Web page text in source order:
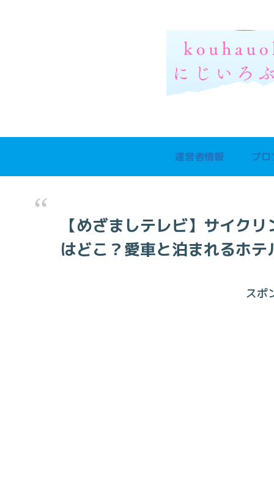
運営者情報 プロ
【めざましテレビ】サイク
はどこ？愛車と泊まれるホテ
スポ